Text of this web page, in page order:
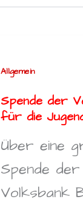
Allgemein
Spende der
für die
Über eine
Spende
Volksbank